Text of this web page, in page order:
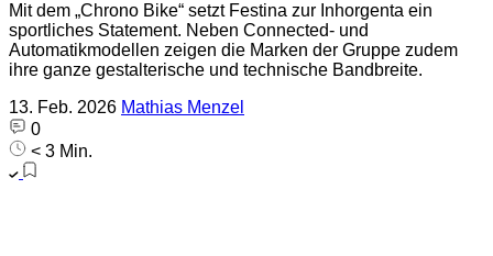
Mit dem „Chrono Bike“ setzt Festina zur Inhorgenta ein
sportliches Statement. Neben Connected- und
Automatikmodellen zeigen die Marken der Gruppe zudem
ihre ganze gestalterische und technische Bandbreite.
13. Feb. 2026 Mathias Menzel
0
< 3 Min.